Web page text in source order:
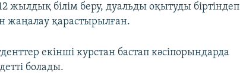
жылдық білім беру, дуальды оқытуды біртіндеп
жаңалау қарастырылған.
екінші курстан бастап кәсіпорындарда
болады.